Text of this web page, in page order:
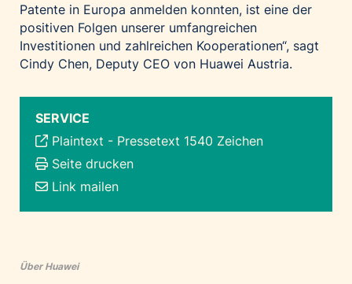
Patente in Europa anmelden konnten, ist eine der
positiven Folgen unserer umfangreichen
Investitionen und zahlreichen Kooperationen“, sagt
Cindy Chen, Deputy CEO von Huawei Austria.
SERVICE
Plaintext - Pressetext 1540 Zeichen
Seite drucken
Link mailen
Über Huawei